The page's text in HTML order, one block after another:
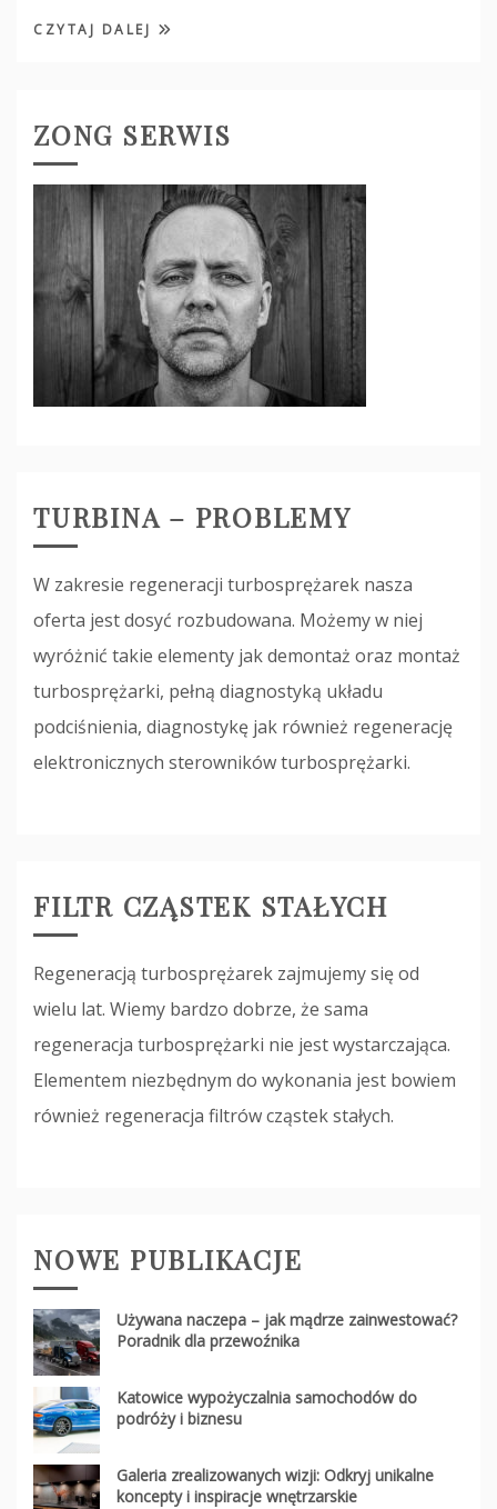
CZYTAJ DALEJ
ZONG SERWIS
TURBINA – PROBLEMY
W zakresie regeneracji turbosprężarek nasza
oferta jest dosyć rozbudowana. Możemy w niej
wyróżnić takie elementy jak demontaż oraz montaż
turbosprężarki, pełną diagnostyką układu
podciśnienia, diagnostykę jak również regenerację
elektronicznych sterowników turbosprężarki.
FILTR CZĄSTEK STAŁYCH
Regeneracją turbosprężarek zajmujemy się od
wielu lat. Wiemy bardzo dobrze, że sama
regeneracja turbosprężarki nie jest wystarczająca.
Elementem niezbędnym do wykonania jest bowiem
również regeneracja filtrów cząstek stałych.
NOWE PUBLIKACJE
Używana naczepa – jak mądrze zainwestować?
Poradnik dla przewoźnika
Katowice wypożyczalnia samochodów do
podróży i biznesu
Galeria zrealizowanych wizji: Odkryj unikalne
koncepty i inspiracje wnętrzarskie